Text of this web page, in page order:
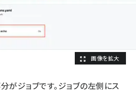
がジョブです。ジョブの左側にス